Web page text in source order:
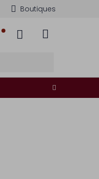
Boutiques